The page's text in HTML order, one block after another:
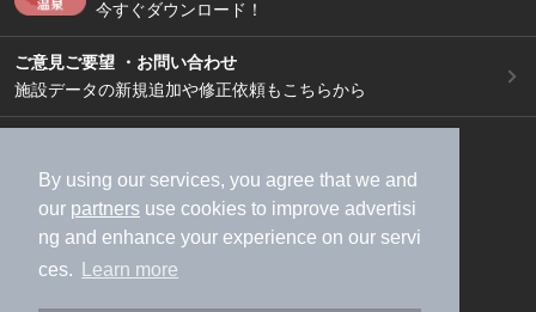
By using our services, you agree that we and
our partners use cookies to improve advertisi
ng and enhance your experience on our servi
ces.
Learn more
今すぐダウンロード！
ご意見ご要望 ・お問い合わせ
施設データの新規追加や修正依頼もこちらから
加盟店募集（資料請求）
広告出稿のご案内
利用規約
ライフスタイルMEMBERS+規約
特定商取引法に基づく表記
ヘルプ
採用情報
運営会社